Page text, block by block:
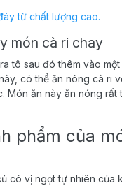
từ chất lượng cao.
món cà ri chay
tô sau đó thêm vào
có thể ăn nóng cà ri
Món ăn này ăn nóng rất
phẩm của
có vị ngọt tự nhiên của